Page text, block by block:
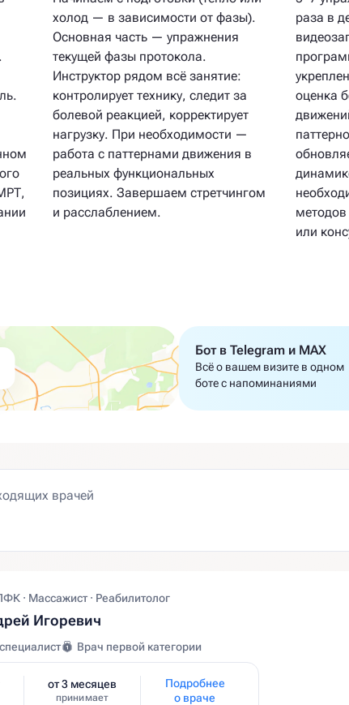
холод — в зависимости от фазы).
Основная часть — упражнения
текущей фазы протокола.
Инструктор рядом всё занятие:
контролирует технику, следит за
болевой реакцией, корректирует
нагрузку. При необходимости —
работа с паттернами движения в
реальных функциональных
позициях. Завершаем стретчингом
и расслаблением.
раза в
оценка
или
Бот в Telegram и MAX
Всё о вашем визите в одном
боте с напоминаниями
· Массажист · Реабилитолог
Игоревич
Врач первой категории
от 3 месяцев
принимает
Подробнее
о враче